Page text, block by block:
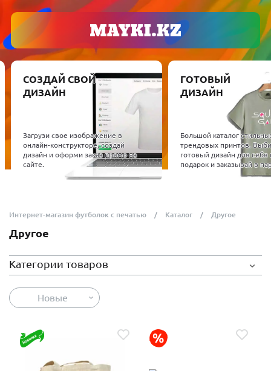
СОЗДАЙ СВОЙ
ДИЗАЙН
Загрузи свое изображение в
онлайн-конструкторе, создай
дизайн и оформи заказ прямо на
сайте.
ГОТОВЫЙ
ДИЗАЙН
Большой каталог
трендовых принтов.
готовый дизайн для себя
подарок и заказывай в
Интернет-магазин футболок с печатью Каталог Другое
Другое
Категории товаров
Новые